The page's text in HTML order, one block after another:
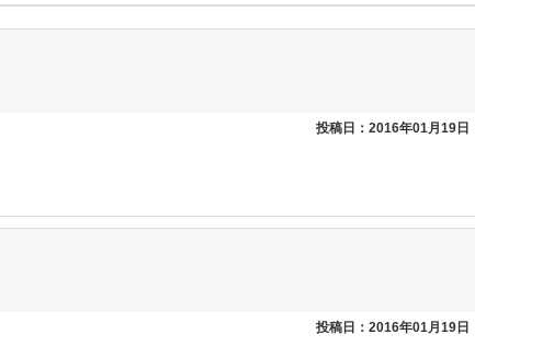
投稿日：2016年01月19日
投稿日：2016年01月19日